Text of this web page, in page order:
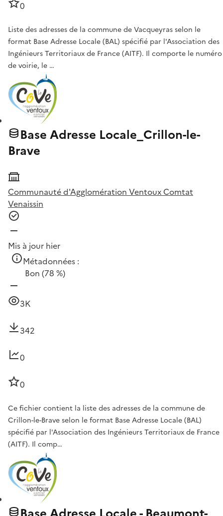
0
Liste des adresses de la commune de Vacqueyras selon le
format Base Adresse Locale (BAL) spécifié par l'Association des
Ingénieurs Territoriaux de France (AITF). Il comporte le numéro
de voirie, le …
Base Adresse Locale_Crillon-le-
Brave
Communauté d'Agglomération Ventoux Comtat
Venaissin
Mis à jour hier
Métadonnées :
Bon (78 %)
3K
342
0
0
Ce fichier contient la liste des adresses de la commune de
Crillon-le-Brave selon le format Base Adresse Locale (BAL)
spécifié par l'Association des Ingénieurs Territoriaux de France
(AITF). Il comp…